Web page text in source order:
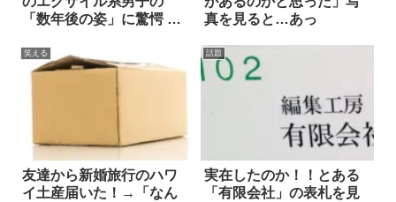
「数年後の姿」に驚愕 4
真を見ると…あっ
笑える
友達から新婚旅行のハワ
イ土産届いた！→「なん
話題
実在したのか！！とある
「有限会社」の表札を見